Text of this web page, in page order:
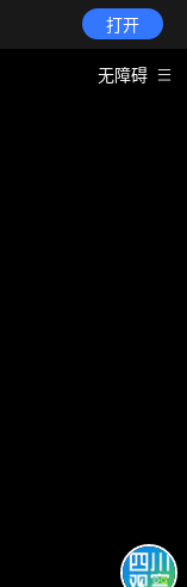
打开
无障碍